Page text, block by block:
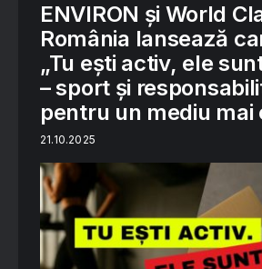
ENVIRON și World
România lansează
„Tu ești activ, ele
– sport și
pentru un mediu mai
21.10.2025